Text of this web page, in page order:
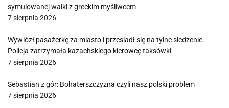
symulowanej walki z greckim myśliwcem
7 sierpnia 2026
Wywiózł pasażerkę za miasto i przesiadł się na tylne siedzenie.
Policja zatrzymała kazachskiego kierowcę taksówki
7 sierpnia 2026
Sebastian z gór: Bohaterszczyzna czyli nasz polski problem
7 sierpnia 2026